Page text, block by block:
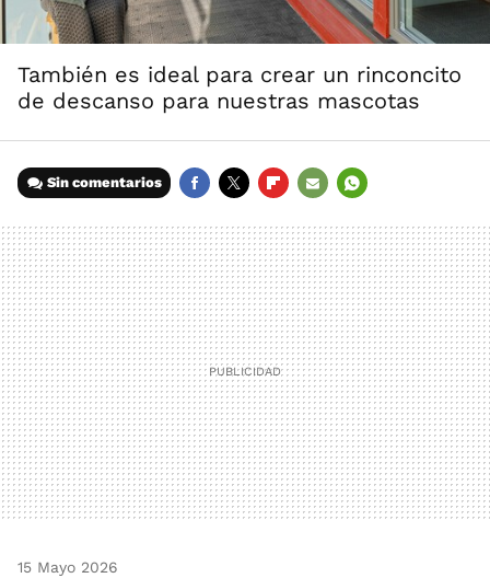
También es ideal para crear un rinconcito
de descanso para nuestras mascotas
Sin comentarios
MAIL
15 Mayo 2026